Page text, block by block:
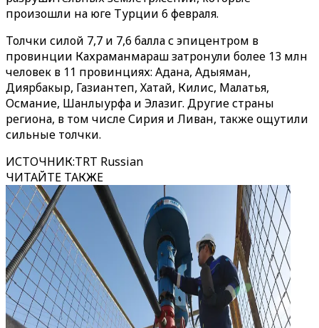
произошли на юге Турции 6 февраля.
Толчки силой 7,7 и 7,6 балла с эпицентром в
провинции Кахраманмараш затронули более 13 млн
человек в 11 провинциях: Адана, Адыяман,
Диярбакыр, Газиантеп, Хатай, Килис, Малатья,
Османие, Шанлыурфа и Элазиг. Другие страны
региона, в том числе Сирия и Ливан, также ощутили
сильные толчки.
ИСТОЧНИК:TRT Russian
ЧИТАЙТЕ ТАКЖЕ